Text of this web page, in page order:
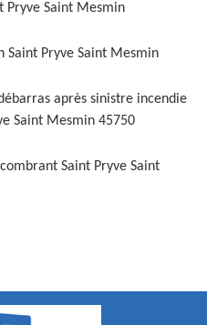
Pryve Saint Mesmin
Saint Pryve Saint Mesmin
après sinistre incendie
Saint Mesmin 45750
Saint Pryve Saint